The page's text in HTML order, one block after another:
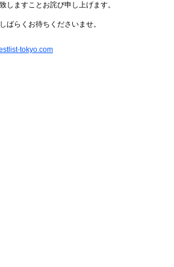
しますことお詫び申し上げます。
ばらくお待ちくださいませ。
tokyo.com